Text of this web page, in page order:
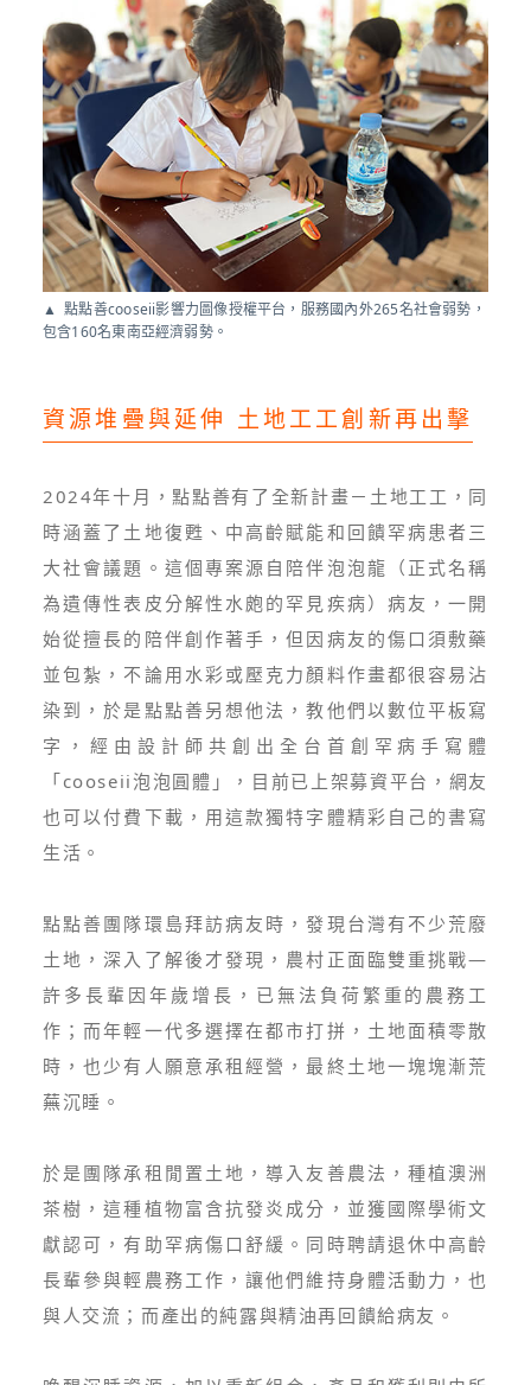
點點善cooseii影響力圖像授權平台，服務國內外265名社會弱勢，
包含160名東南亞經濟弱勢。
資源堆疊與延伸 土地工工創新再出擊
2024年十月，點點善有了全新計畫－土地工工，同
時涵蓋了土地復甦、中高齡賦能和回饋罕病患者三
大社會議題。這個專案源自陪伴泡泡龍（正式名稱
為遺傳性表皮分解性水皰的罕見疾病）病友，一開
始從擅長的陪伴創作著手，但因病友的傷口須敷藥
並包紮，不論用水彩或壓克力顏料作畫都很容易沾
染到，於是點點善另想他法，教他們以數位平板寫
字，經由設計師共創出全台首創罕病手寫體
「cooseii泡泡圓體」，目前已上架募資平台，網友
也可以付費下載，用這款獨特字體精彩自己的書寫
生活。
點點善團隊環島拜訪病友時，發現台灣有不少荒廢
土地，深入了解後才發現，農村正面臨雙重挑戰—
許多長輩因年歲增長，已無法負荷繁重的農務工
作；而年輕一代多選擇在都市打拼，土地面積零散
時，也少有人願意承租經營，最終土地一塊塊漸荒
蕪沉睡。
於是團隊承租閒置土地，導入友善農法，種植澳洲
茶樹，這種植物富含抗發炎成分，並獲國際學術文
獻認可，有助罕病傷口舒緩。同時聘請退休中高齡
長輩參與輕農務工作，讓他們維持身體活動力，也
與人交流；而產出的純露與精油再回饋給病友。